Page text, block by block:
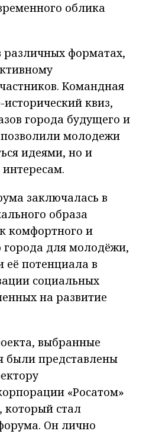
облика
форматах,
Командная
квиз,
города будущего и
молодежи
идеями, но и
заключалась в
образа
комфортного и
города для молодёжи,
её потенциала в
социальных
на развитие
выбранные
были представлены
«Росатом»
который стал
Он лично